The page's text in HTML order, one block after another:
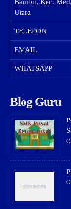
Bambu, Kec.
Utara
TELEPON
EMAIL
WHATSAPP
Blog Guru